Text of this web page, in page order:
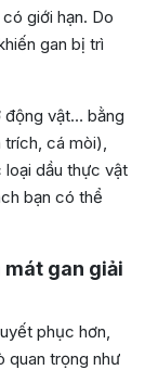
giới hạn. Do
gan bị trì
động vật… bằng
cá mòi),
dầu thực vật
bạn có thể
mát gan giải
phục hơn,
quan trọng như